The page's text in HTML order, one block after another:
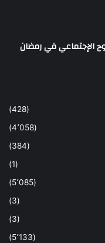
(428)
(4٬058)
(384)
(1)
(5٬085)
(3)
(3)
(5٬133)